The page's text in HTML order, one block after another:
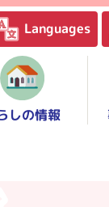
Languages
しの情報